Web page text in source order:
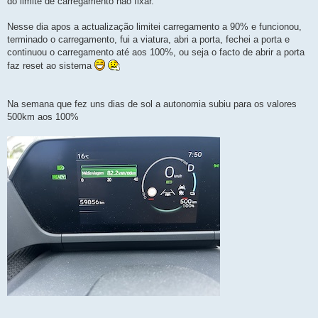
Nesse dia apos a actualização limitei carregamento a 90% e funcionou,
terminado o carregamento, fui a viatura, abri a porta, fechei a porta e
continuou o carregamento até aos 100%, ou seja o facto de abrir a porta
faz reset ao sistema
Na semana que fez uns dias de sol a autonomia subiu para os valores
500km aos 100%